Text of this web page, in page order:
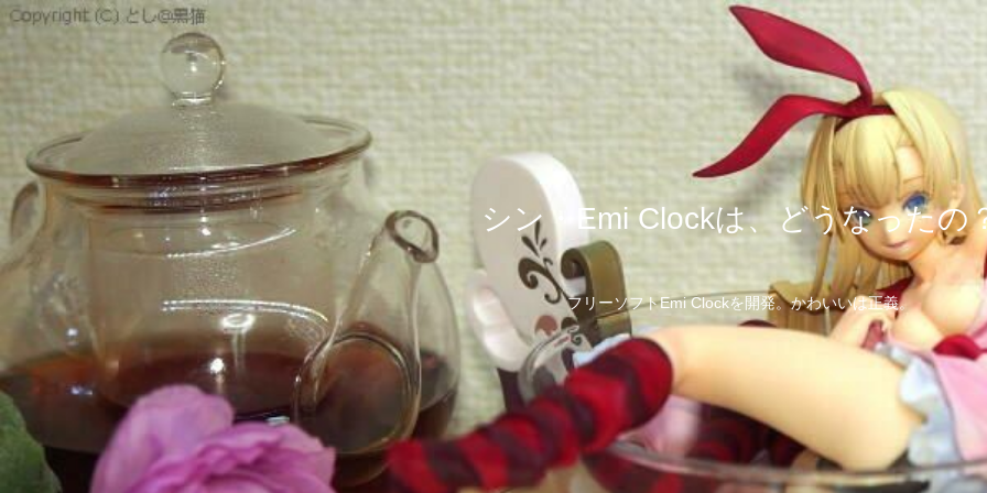
シン・Emi Clockは、どうなったの
フリーソフトEmi Clockを開発。かわいいは正義。